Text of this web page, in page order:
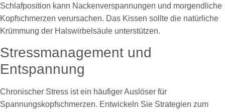
Schlafposition kann Nackenverspannungen und morgendliche
Kopfschmerzen verursachen. Das Kissen sollte die natürliche
Krümmung der Halswirbelsäule unterstützen.
Stressmanagement und
Entspannung
Chronischer Stress ist ein häufiger Auslöser für
Spannungskopfschmerzen. Entwickeln Sie Strategien zum